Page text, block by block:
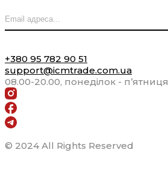
+380 95 782 90 51
support@icmtrade.com.ua
08.00-20.00, понеділок - п’ятниця
© 2024 All Rights Reserved